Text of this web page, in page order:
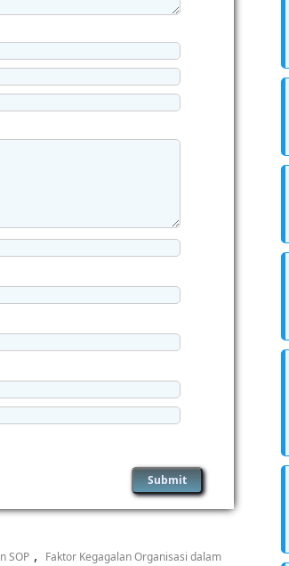
SOP ,
Faktor Kegagalan Organisasi dalam